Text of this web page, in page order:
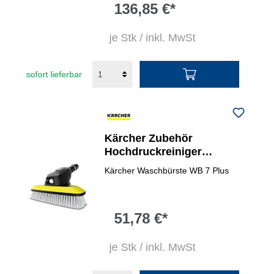
136,85 €*
je Stk / inkl. MwSt
sofort lieferbar
Kärcher Zubehör
Hochdruckreiniger
Waschbürste WB 7 Plus 3-
Kärcher Waschbürste WB 7 Plus
51,78 €*
je Stk / inkl. MwSt